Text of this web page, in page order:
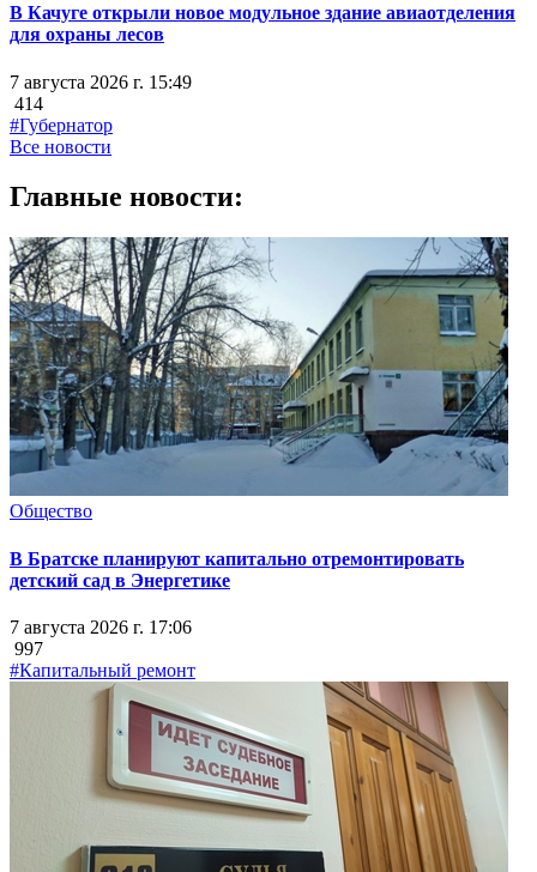
В Качуге открыли новое модульное здание авиаотделения
для охраны лесов
7 августа 2026 г. 15:49
414
#Губернатор
Все новости
Главные новости:
Общество
В Братске планируют капитально отремонтировать
детский сад в Энергетике
7 августа 2026 г. 17:06
997
#Капитальный ремонт